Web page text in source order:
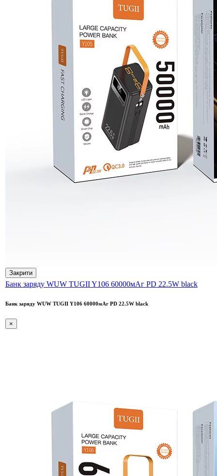
Закрити
Банк заряду WUW TUGII Y106 60000мАг PD 22.5W black
Банк заряду WUW TUGII Y106 60000мАг PD 22.5W black
×